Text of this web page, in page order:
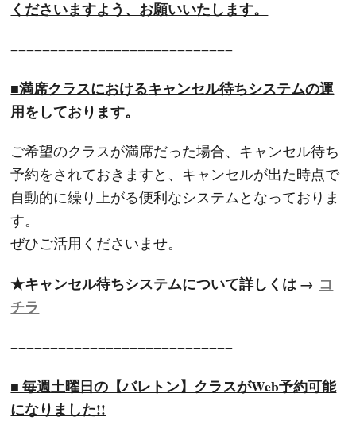
くださいますよう、お願いいたします。
−−−−−−−−−−−−−−−−−−−−−−−−−−−−
■満席クラスにおけるキャンセル待ちシステムの運
用をしております。
ご希望のクラスが満席だった場合、キャンセル待ち
予約をされておきますと、キャンセルが出た時点で
自動的に繰り上がる便利なシステムとなっておりま
す。
ぜひご活用くださいませ。
★キャンセル待ちシステムについて詳しくは → コ
チラ
−−−−−−−−−−−−−−−−−−−−−−−−−−−−
■ 毎週土曜日の【バレトン】クラスがWeb予約可能
になりました!!